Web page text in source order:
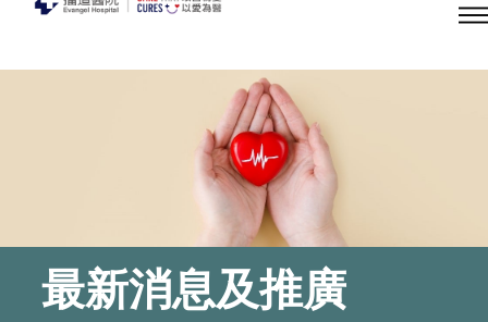
2025.8.4
播道醫院體檢服務獲客戶正面評價
最新消息及推廣